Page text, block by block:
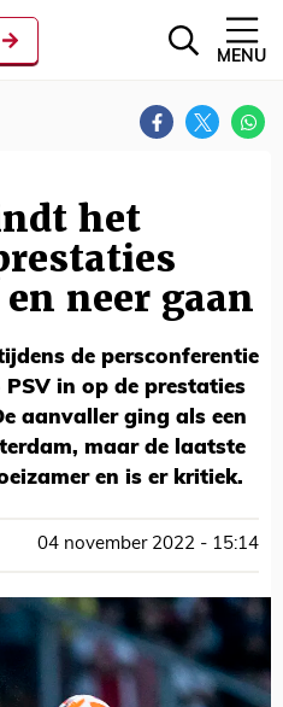
MENU
het
neer gaan
de persconferentie
in op de prestaties
aanvaller ging als een
maar de laatste
en is er kritiek.
04 november 2022 - 15:14